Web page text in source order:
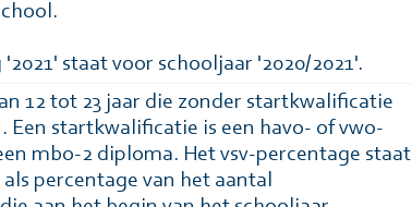
staat voor schooljaar '2020/2021'.
12 tot 23 jaar die zonder startkwalificatie
Een startkwalificatie is een havo- of vwo-
mbo-2 diploma. Het vsv-percentage staat
als percentage van het aantal